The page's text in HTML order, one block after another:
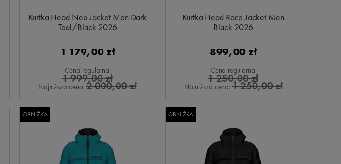
Kurtka Head Neo Jacket Men Dark
Teal/Black 2026
1 179,00 zł
Cena regularna:
1 999,00 zł
Najniższa cena:2 000,00 zł
Kurtka Head Race Jacket Men
Black 2026
899,00 zł
Cena regularna:
1 250,00 zł
Najniższa cena:1 250,00 zł
OBNIŻKA OBNIŻKA